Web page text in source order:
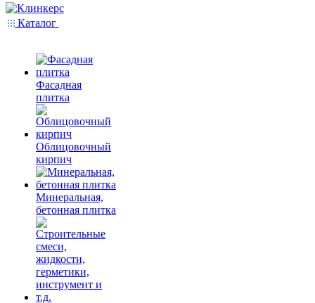
Каталог
Фасадная
плитка
Облицовочный
кирпич
Минеральная,
бетонная плитка